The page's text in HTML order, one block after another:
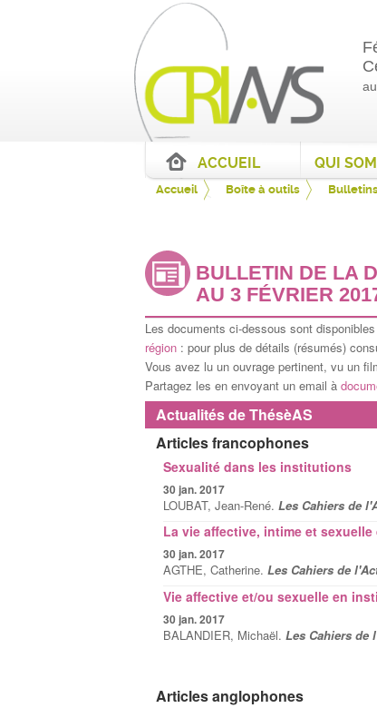
ACCUEIL
Accueil Boîte à outils
BULLETIN DE LA
AU 3 FÉVRIER
Les documents ci-dessous sont
région : pour plus de détails (résumés)
Vous avez lu un ouvrage pertinent, vu un
Partagez les en envoyant un email à
Actualités de ThésèAS
Articles francophones
Sexualité dans les institutions
30 jan. 2017
LOUBAT, Jean-René. Les Cahiers de
La vie affective, intime et
30 jan. 2017
AGTHE, Catherine. Les Cahiers de
Vie affective et/ou sexuelle en
30 jan. 2017
BALANDIER, Michaël. Les Cahiers de
Articles anglophones